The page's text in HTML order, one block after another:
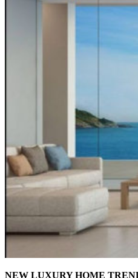
NEW LUXURY HOME